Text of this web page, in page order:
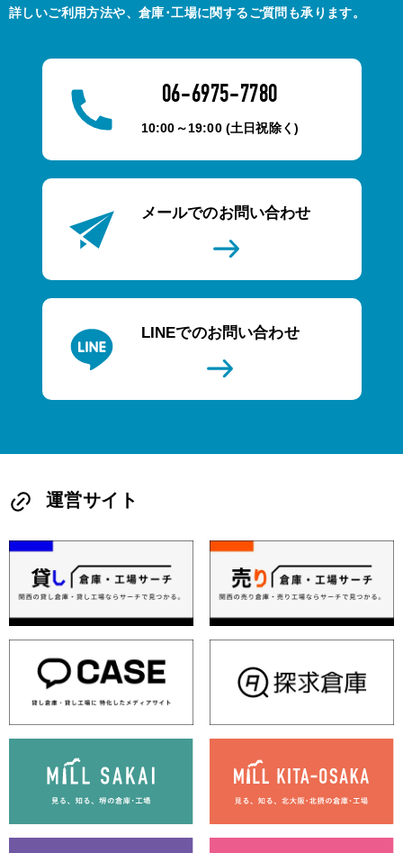
詳しいご利用方法や、倉庫･工場に関するご質問も承ります。
06-6975-7780
10:00～19:00 (土日祝除く)
メールでのお問い合わせ
LINEでのお問い合わせ
運営サイト